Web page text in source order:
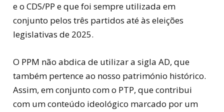
e o CDS/PP e que foi sempre utilizada em
conjunto pelos três partidos até às eleições
legislativas de 2025.
O PPM não abdica de utilizar a sigla AD, que
também pertence ao nosso património histórico.
Assim, em conjunto com o PTP, que contribui
com um conteúdo ideológico marcado por um